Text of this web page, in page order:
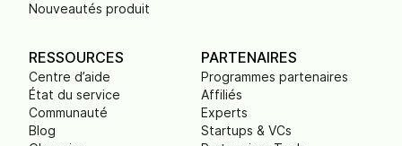
Nouveautés produit
RESSOURCES
Centre d’aide
État du service
Communauté
Blog
PARTENAIRES
Programmes partenaires
Affiliés
Experts
Startups & VCs